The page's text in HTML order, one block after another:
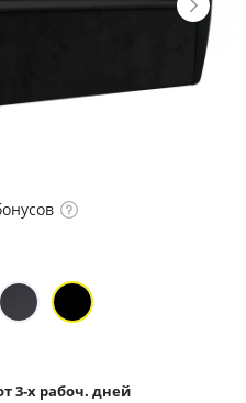
3-х рабоч. дней